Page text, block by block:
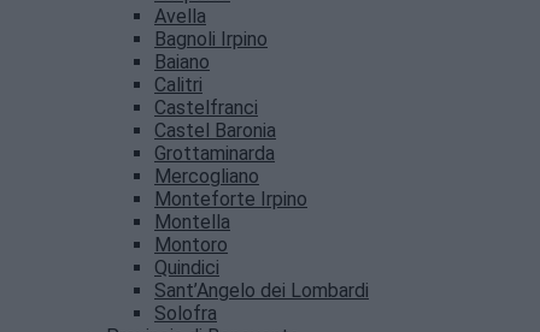
Avella
Bagnoli Irpino
Baiano
Calitri
Castelfranci
Castel Baronia
Grottaminarda
Mercogliano
Monteforte Irpino
Montella
Montoro
Quindici
Sant’Angelo dei Lombardi
Solofra